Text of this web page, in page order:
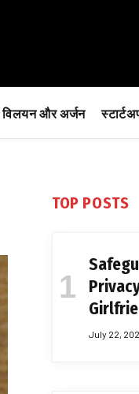
विलयन और अर्जन
TOP POSTS
July 22,